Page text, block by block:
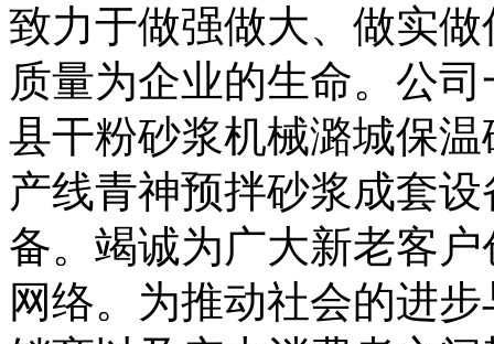
致力于做强做大、做实
质量为企业的生命。公
县干粉砂浆机械潞城保
产线青神预拌砂浆成套
备。竭诚为广大新老客
网络。为推动社会的进